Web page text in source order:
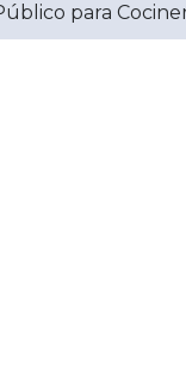
para